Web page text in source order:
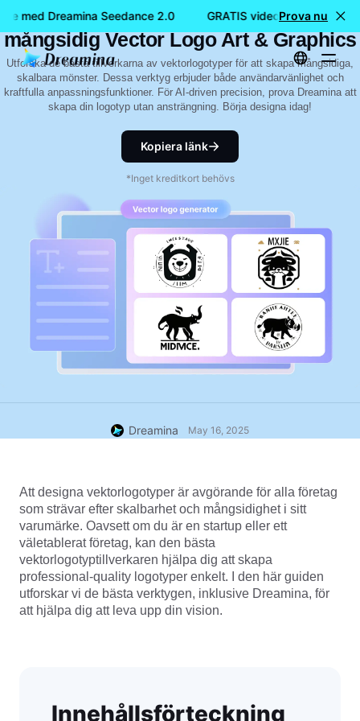
med Dreamina Seedance 2.0 GRATIS videoskapande
Prova nu
Bästa Vector Logo Makers: Skapa
mångsidig Vector Logo Art & Graphics
Utforska de bästa tillverkarna av vektorlogotyper för att skapa mångsidiga,
skalbara mönster. Dessa verktyg erbjuder både användarvänlighet och
kraftfulla anpassningsfunktioner. För AI-driven precision, prova Dreamina att
skapa din logotyp utan ansträngning. Börja designa idag!
Kopiera länk
*Inget kreditkort behövs
Dreamina May 16, 2025
Att designa vektorlogotyper är avgörande för alla företag
som strävar efter skalbarhet och mångsidighet i sitt
varumärke. Oavsett om du är en startup eller ett
väletablerat företag, kan den bästa
vektorlogotyptillverkaren hjälpa dig att skapa
professional-quality logotyper enkelt. I den här guiden
utforskar vi de bästa verktygen, inklusive Dreamina, för
att hjälpa dig att leva upp din vision.
Innehållsförteckning